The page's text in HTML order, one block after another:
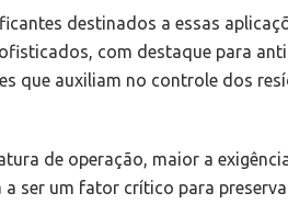
destinados a essas
com destaque para
que auxiliam no controle dos
de operação, maior a
ser um fator crítico para